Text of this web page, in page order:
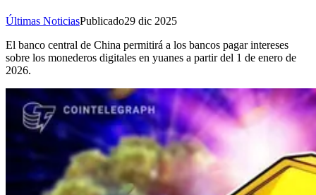
Últimas NoticiasPublicado29 dic 2025
El banco central de China permitirá a los bancos pagar intereses
sobre los monederos digitales en yuanes a partir del 1 de enero de
2026.